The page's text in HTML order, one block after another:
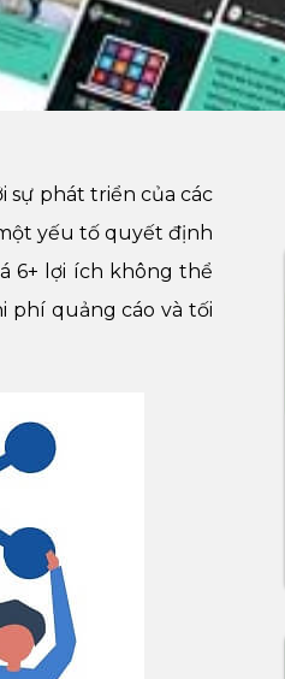
sự phát triển của các
yếu tố quyết định
6+ lợi ích không thể
phí quảng cáo và tối